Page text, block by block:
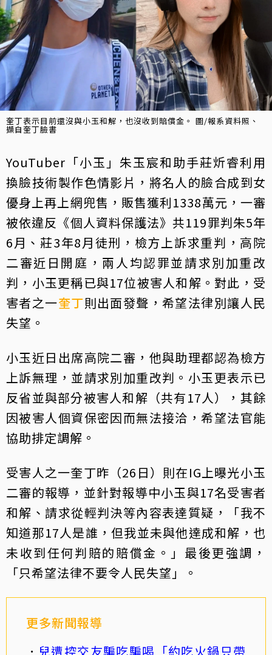
奎丁表示目前還沒與小玉和解，也沒收到賠償金。 圖/報系資料照、
擷自奎丁臉書
YouTuber「小玉」朱玉宸和助手莊炘睿利用
換臉技術製作色情影片，將名人的臉合成到女
優身上再上網兜售，販售獲利1338萬元，一審
被依違反《個人資料保護法》共119罪判朱5年
6月、莊3年8月徒刑，檢方上訴求重判，高院
二審近日開庭，兩人均認罪並請求別加重改
判，小玉更稱已與17位被害人和解。對此，受
害者之一奎丁則出面發聲，希望法律別讓人民
失望。
小玉近日出席高院二審，他與助理都認為檢方
上訴無理，並請求別加重改判。小玉更表示已
反省並與部分被害人和解（共有17人），其餘
因被害人個資保密因而無法接洽，希望法官能
協助排定調解。
受害人之一奎丁昨（26日）則在IG上曝光小玉
二審的報導，並針對報導中小玉與17名受害者
和解、請求從輕判決等內容表達質疑，「我不
知道那17人是誰，但我並未與他達成和解，也
未收到任何判賠的賠償金。」最後更強調，
「只希望法律不要令人民失望」。
更多新聞報導
兒遭控交友騙吃騙喝「約吃火鍋只帶